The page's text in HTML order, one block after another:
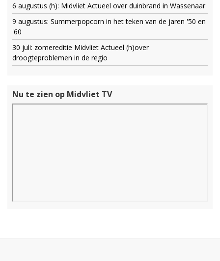
6 augustus (h): Midvliet Actueel over duinbrand in Wassenaar
9 augustus: Summerpopcorn in het teken van de jaren '50 en
'60
30 juli: zomereditie Midvliet Actueel (h)over
droogteproblemen in de regio
Nu te zien op Midvliet TV